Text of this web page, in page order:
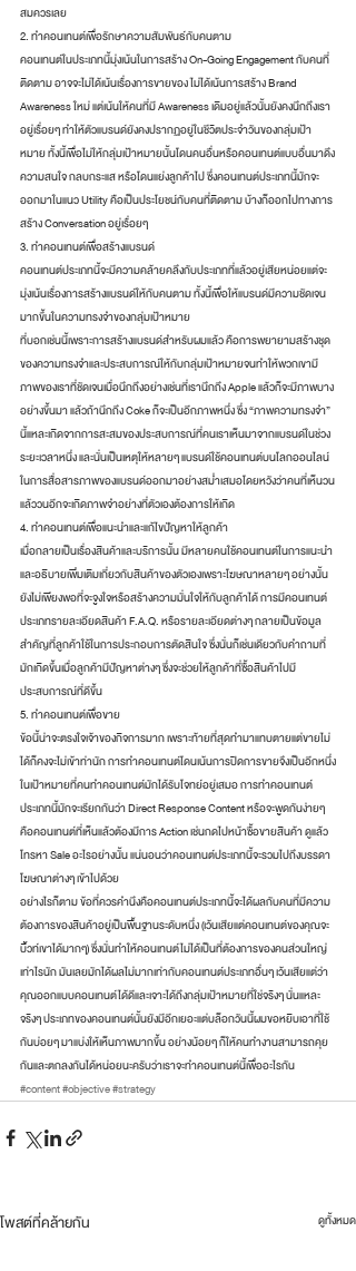
สมควรเลย
2. ทำคอนเทนต์เพื่อรักษาความสัมพันธ์กับคนตาม
คอนเทนต์ในประเภทนี้มุ่งเน้นในการสร้าง On-Going Engagement กับคนที่
ติดตาม อาจจะไม่ได้เน้นเรื่องการขายของ ไม่ได้เน้นการสร้าง Brand
Awareness ใหม่ แต่เน้นให้คนที่มี Awareness เดิมอยู่แล้วนั้นยังคงนึกถึงเรา
อยู่เรื่อยๆ ทำให้ตัวแบรนด์ยังคงปรากฏอยู่ในชีวิตประจำวันของกลุ่มเป้า
หมาย ทั้งนี้เพื่อไม่ให้กลุ่มเป้าหมายนั้นโดนคนอื่นหรือคอนเทนต์แบบอื่นมาดึง
ความสนใจ กลบกระแส หรือโดนแย่งลูกค้าไป ซึ่งคอนเทนต์ประเภทนี้มักจะ
ออกมาในแนว Utility คือเป็นประโยชน์กับคนที่ติดตาม บ้างก็ออกไปทางการ
สร้าง Conversation อยู่เรื่อยๆ
3. ทำคอนเทนต์เพื่อสร้างแบรนด์
คอนเทนต์ประเภทนี้จะมีความคล้ายคลึงกับประเภทที่แล้วอยู่เสียหน่อยแต่จะ
มุ่งเน้นเรื่องการสร้างแบรนด์ให้กับคนตาม ทั้งนี้เพื่อให้แบรนด์มีความชัดเจน
มากขึ้นในความทรงจำของกลุ่มเป้าหมาย
ที่บอกเช่นนี้เพราะการสร้างแบรนด์สำหรับผมแล้ว คือการพยายามสร้างชุด
ของความทรงจำและประสบการณ์ให้กับกลุ่มเป้าหมายจนทำให้พวกเขามี
ภาพของเราที่ชัดเจนเมื่อนึกถึงอย่างเช่นที่เรานึกถึง Apple แล้วก็จะมีภาพบาง
อย่างขึ้นมา แล้วถ้านึกถึง Coke ก็จะเป็นอีกภาพหนึ่ง ซึ่ง “ภาพความทรงจำ”
นี้แหละเกิดจากการสะสมของประสบการณ์ที่คนเราเห็นมาจากแบรนด์ในช่วง
ระยะเวลาหนึ่ง และนั่นเป็นเหตุให้หลายๆ แบรนด์ใช้คอนเทนต์บนโลกออนไลน์
ในการสื่อสารภาพของแบรนด์ออกมาอย่างสม่ำเสมอโดยหวังว่าคนที่เห็นวน
แล้ววนอีกจะเกิดภาพจำอย่างที่ตัวเองต้องการให้เกิด
4. ทำคอนเทนต์เพื่อแนะนำและแก้ไขปัญหาให้ลูกค้า
เมื่อกลายเป็นเรื่องสินค้าและบริการนั้น มีหลายคนใช้คอนเทนต์ในการแนะนำ
และอธิบายเพิ่มเติมเกี่ยวกับสินค้าของตัวเองเพราะโฆษณาหลายๆ อย่างนั้น
ยังไม่เพียงพอที่จะจูงใจหรือสร้างความมั่นใจให้กับลูกค้าได้ การมีคอนเทนต์
ประเภทรายละเอียดสินค้า F.A.Q. หรือรายละเอียดต่างๆ กลายเป็นข้อมูล
สำคัญที่ลูกค้าใช้ในการประกอบการตัดสินใจ ซึ่งนั่นก็เช่นเดียวกับคำถามที่
มักเกิดขึ้นเมื่อลูกค้ามีปัญหาต่างๆ ซึ่งจะช่วยให้ลูกค้าที่ซื้อสินค้าไปมี
ประสบการณ์ที่ดีขึ้น
5. ทำคอนเทนต์เพื่อขาย
ข้อนี้น่าจะตรงใจเจ้าของกิจการมาก เพราะท้ายที่สุดทำมาแทบตายแต่ขายไม่
ได้ก็คงจะไม่เข้าท่านัก การทำคอนเทนต์โดนเน้นการปิดการขายจึงเป็นอีกหนึ่ง
ในเป้าหมายที่คนทำคอนเทนต์มักได้รับโจทย์อยู่เสมอ การทำคอนเทนต์
ประเภทนี้มักจะเรียกกันว่า Direct Response Content หรือจะพูดกันง่ายๆ
คือคอนเทนต์ที่เห็นแล้วต้องมีการ Action เช่นกดไปหน้าซื้อขายสินค้า ดูแล้ว
โทรหา Sale อะไรอย่างนั้น แน่นอนว่าคอนเทนต์ประเภทนี้จะรวมไปถึงบรรดา
โฆษณาต่างๆ เข้าไปด้วย
อย่างไรก็ตาม ข้อที่ควรคำนึงคือคอนเทนต์ประเภทนี้จะได้ผลกับคนที่มีความ
ต้องการของสินค้าอยู่เป็นพื้นฐานระดับหนึ่ง (เว้นเสียแต่คอนเทนต์ของคุณจะ
บิ้วท์เขาได้มากๆ) ซึ่งนั่นทำให้คอนเทนต์ไม่ได้เป็นที่ต้องการของคนส่วนใหญ่
เท่าไรนัก มันเลยมักได้ผลไม่มากเท่ากับคอนเทนต์ประเภทอื่นๆ เว้นเสียแต่ว่า
คุณออกแบบคอนเทนต์ได้ดีและเจาะได้ถึงกลุ่มเป้าหมายที่ใช่จริงๆ นั่นแหละ
จริงๆ ประเภทของคอนเทนต์นั้นยังมีอีกเยอะแต่บล็อกวันนี้ผมขอหยิบเอาที่ใช้
กันบ่อยๆ มาแบ่งให้เห็นภาพมากขึ้น อย่างน้อยๆ ก็ให้คนทำงานสามารถคุย
กันและตกลงกันได้หน่อยนะครับว่าเราจะทำคอนเทนต์นี้เพื่ออะไรกัน
#content#objective#strategy
โพสต์ที่คล้ายกัน ดูทั้งหมด